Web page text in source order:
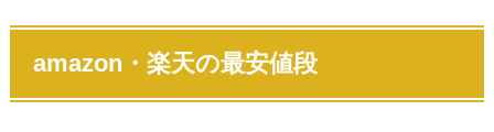
amazon・楽天の最安値段